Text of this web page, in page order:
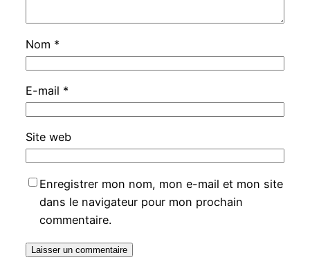
Nom *
E-mail *
Site web
Enregistrer mon nom, mon e-mail et mon site
dans le navigateur pour mon prochain
commentaire.